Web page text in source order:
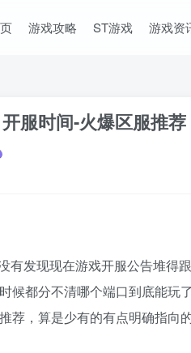
游戏攻略 ST游戏 游戏资
开服时间-火爆区服推荐
有发现现在游戏开服公告堆得
候都分不清哪个端口到底能玩
荐，算是少有的有点明确指向的